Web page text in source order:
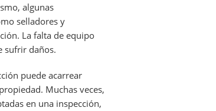
algunas
selladores y
La falta de equipo
sufrir daños.
puede acarrear
Muchas veces,
en una inspección,